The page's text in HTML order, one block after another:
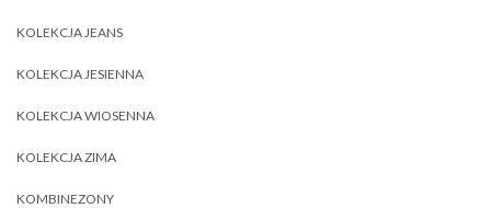
KOLEKCJA JEANS
KOLEKCJA JESIENNA
KOLEKCJA WIOSENNA
KOLEKCJA ZIMA
KOMBINEZONY